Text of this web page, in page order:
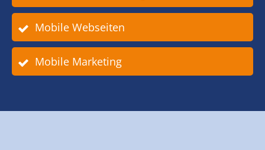
Mobile Webseiten
Mobile Marketing